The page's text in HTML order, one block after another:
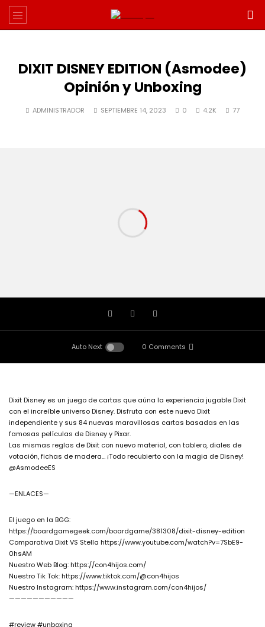
DIXIT DISNEY EDITION (Asmodee)
Opinión y Unboxing
ADMINISTRADOR SEPTIEMBRE 14, 2023 0 4.2K 77
Auto Next 0 Comments
Dixit Disney es un juego de cartas que aúna la experiencia jugable Dixit
con el increíble universo Disney. Disfruta con este nuevo Dixit
independiente y sus 84 nuevas maravillosas cartas basadas en las
famosas películas de Disney y Pixar.
Las mismas reglas de Dixit con nuevo material, con tablero, diales de
votación, fichas de madera… ¡Todo recubierto con la magia de Disney!
@AsmodeeES
—ENLACES—
El juego en la BGG:
https://boardgamegeek.com/boardgame/381308/dixit-disney-edition
Comparativa Dixit VS Stella https://www.youtube.com/watch?v=7SbE9-
0hsAM
Nuestro Web Blog: https://con4hijos.com/
Nuestro Tik Tok: https://www.tiktok.com/@con4hijos
Nuestro Instagram: https://www.instagram.com/con4hijos/
———————————
#review #unboxing